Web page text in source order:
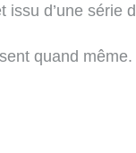
d’une série
quand